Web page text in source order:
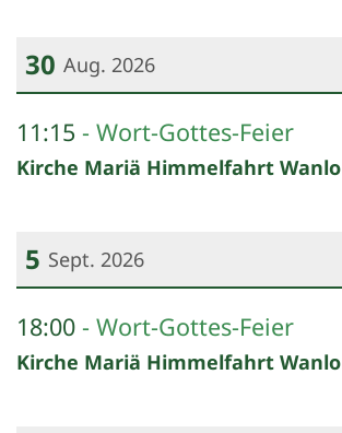
30 Aug. 2026
11:15 Wort-Gottes-Feier
Kirche Mariä Himmelfahrt Wanlo
5 Sept. 2026
18:00 Wort-Gottes-Feier
Kirche Mariä Himmelfahrt Wanlo